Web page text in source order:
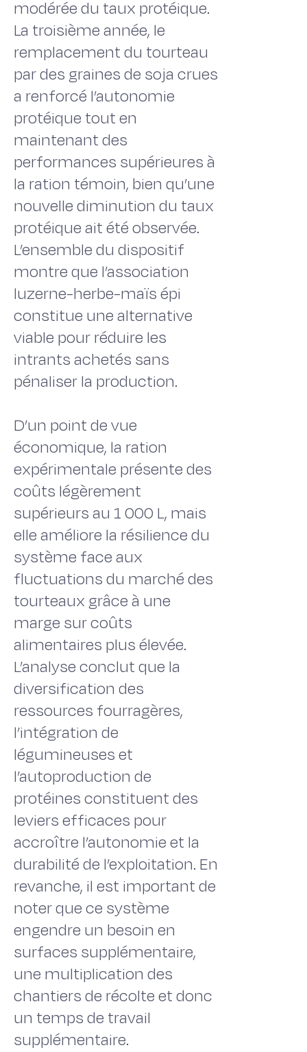
modérée du taux protéique.
La troisième année, le
remplacement du tourteau
par des graines de soja crues
a renforcé l’autonomie
protéique tout en
maintenant des
performances supérieures à
la ration témoin, bien qu’une
nouvelle diminution du taux
protéique ait été observée.
L’ensemble du dispositif
montre que l’association
luzerne-herbe-maïs épi
constitue une alternative
viable pour réduire les
intrants achetés sans
pénaliser la production.
D’un point de vue
économique, la ration
expérimentale présente des
coûts légèrement
supérieurs au 1 000 L, mais
elle améliore la résilience du
système face aux
fluctuations du marché des
tourteaux grâce à une
marge sur coûts
alimentaires plus élevée.
L’analyse conclut que la
diversification des
ressources fourragères,
l’intégration de
légumineuses et
l’autoproduction de
protéines constituent des
leviers efficaces pour
accroître l’autonomie et la
durabilité de l’exploitation. En
revanche, il est important de
noter que ce système
engendre un besoin en
surfaces supplémentaire,
une multiplication des
chantiers de récolte et donc
un temps de travail
supplémentaire.